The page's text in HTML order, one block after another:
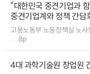
“대한민국 중견기업과
중견기업계와 정책 간담
고용노동부 노동정책실 노
8p
4대 과학기술원 창업원